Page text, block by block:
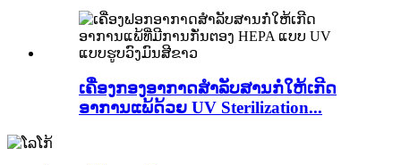
ເຄື່ອງກອງອາກາດສຳລັບສານກໍ່ໃຫ້ເກີດ
ອາການແພ້ດ້ວຍ UV Sterilization...